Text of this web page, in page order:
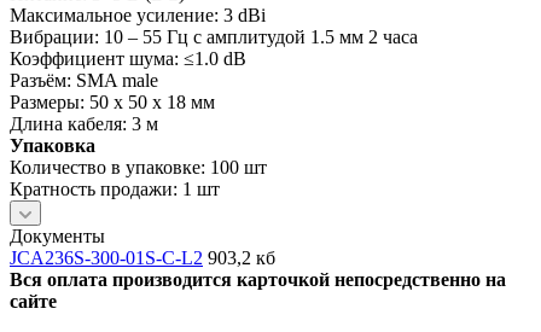
Максимальное усиление: 3 dBi
Вибрации: 10 – 55 Гц с амплитудой 1.5 мм 2 часа
Коэффициент шума: ≤1.0 dB
Разъём: SMA male
Размеры: 50 х 50 х 18 мм
Длина кабеля: 3 м
Упаковка
Количество в упаковке: 100 шт
Кратность продажи: 1 шт
Документы
JCA236S-300-01S-C-L2 903,2 кб
Вся оплата производится карточкой непосредственно на
сайте